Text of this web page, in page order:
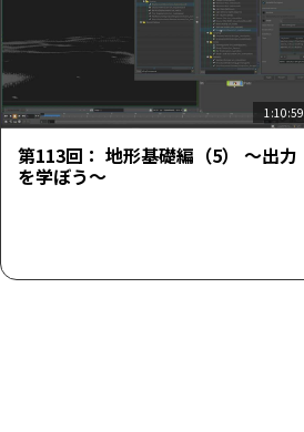
1:10:59
第113回： 地形基礎編（5） ～出力
を学ぼう～